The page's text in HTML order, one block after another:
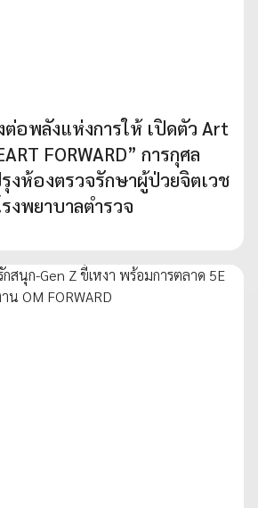
ต่อพลังแห่งการให้ เปิดตัว Art
FORWARD” การกุศล
ห้องตรวจรักษาผู้ป่วยจิตเวช
งพยาบาลตำรวจ